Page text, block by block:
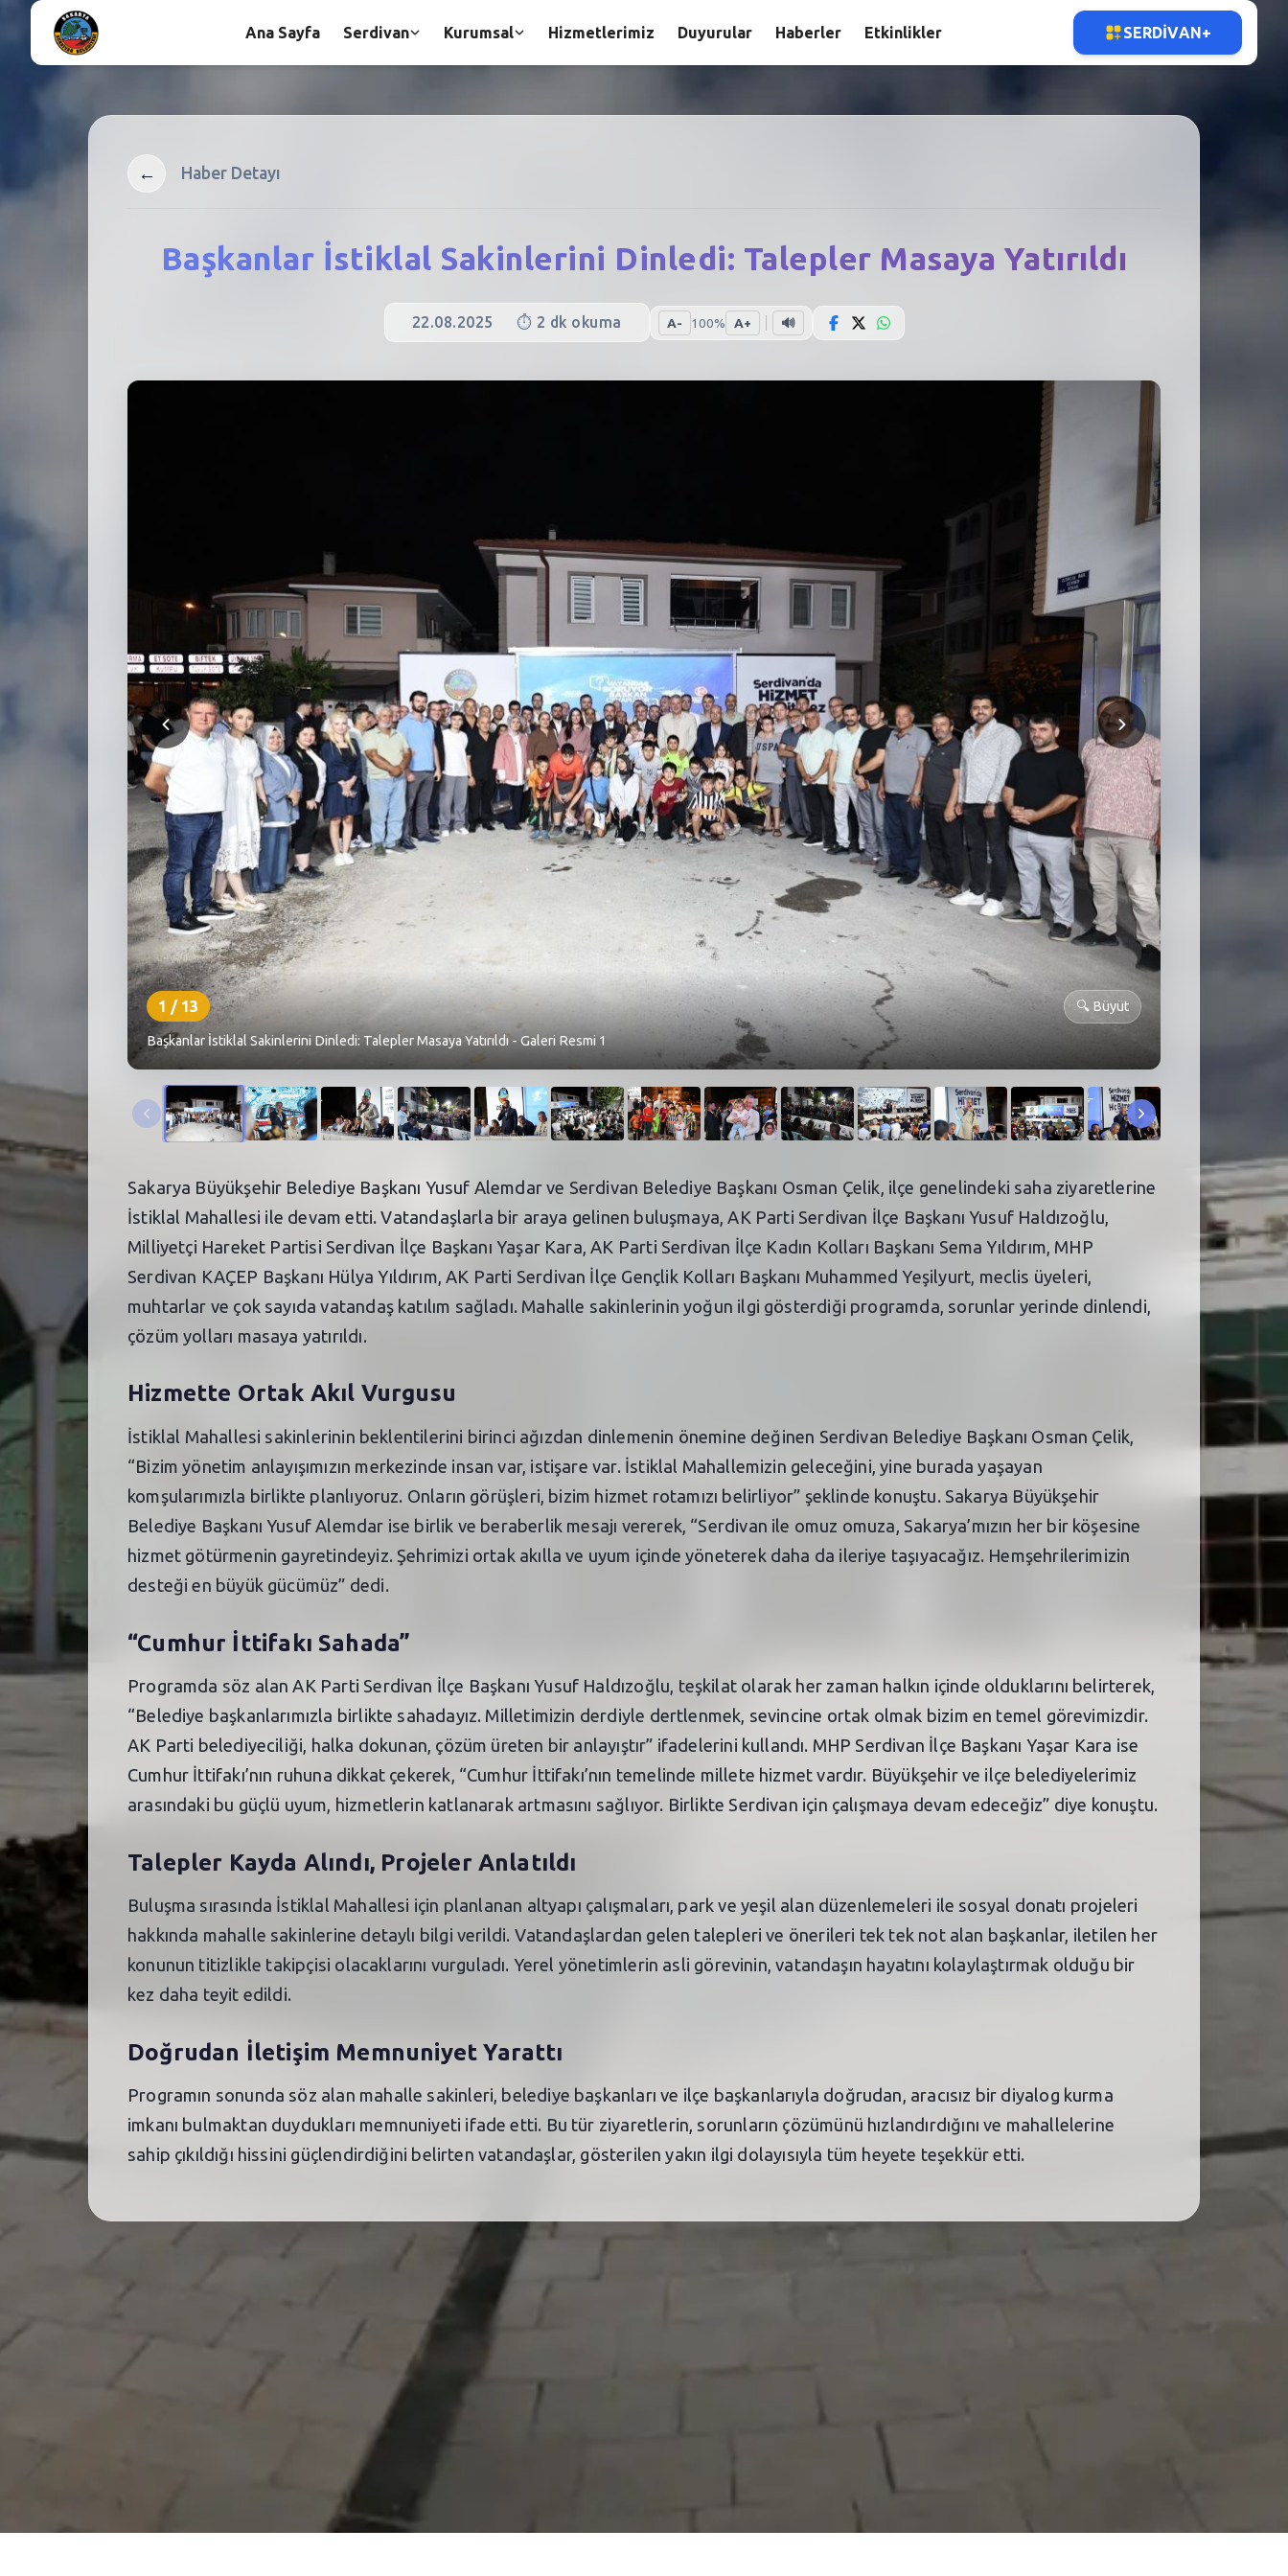
← Haber Detayı
Başkanlar İstiklal Sakinlerini Dinledi: Talepler Masaya Yatırıldı
22.08.2025 ⏱️ 2 dk okuma A- 100% A+ 🔊
1 / 13 🔍 Büyüt
Başkanlar İstiklal Sakinlerini Dinledi: Talepler Masaya Yatırıldı - Galeri Resmi 1
Sakarya Büyükşehir Belediye Başkanı Yusuf Alemdar ve Serdivan Belediye Başkanı Osman Çelik, ilçe genelindeki saha ziyaretlerine
İstiklal Mahallesi ile devam etti. Vatandaşlarla bir araya gelinen buluşmaya, AK Parti Serdivan İlçe Başkanı Yusuf Haldızoğlu,
Milliyetçi Hareket Partisi Serdivan İlçe Başkanı Yaşar Kara, AK Parti Serdivan İlçe Kadın Kolları Başkanı Sema Yıldırım, MHP
Serdivan KAÇEP Başkanı Hülya Yıldırım, AK Parti Serdivan İlçe Gençlik Kolları Başkanı Muhammed Yeşilyurt, meclis üyeleri,
muhtarlar ve çok sayıda vatandaş katılım sağladı. Mahalle sakinlerinin yoğun ilgi gösterdiği programda, sorunlar yerinde dinlendi,
çözüm yolları masaya yatırıldı.
Hizmette Ortak Akıl Vurgusu
İstiklal Mahallesi sakinlerinin beklentilerini birinci ağızdan dinlemenin önemine değinen Serdivan Belediye Başkanı Osman Çelik,
“Bizim yönetim anlayışımızın merkezinde insan var, istişare var. İstiklal Mahallemizin geleceğini, yine burada yaşayan
komşularımızla birlikte planlıyoruz. Onların görüşleri, bizim hizmet rotamızı belirliyor” şeklinde konuştu. Sakarya Büyükşehir
Belediye Başkanı Yusuf Alemdar ise birlik ve beraberlik mesajı vererek, “Serdivan ile omuz omuza, Sakarya’mızın her bir köşesine
hizmet götürmenin gayretindeyiz. Şehrimizi ortak akılla ve uyum içinde yöneterek daha da ileriye taşıyacağız. Hemşehrilerimizin
desteği en büyük gücümüz” dedi.
“Cumhur İttifakı Sahada”
Programda söz alan AK Parti Serdivan İlçe Başkanı Yusuf Haldızoğlu, teşkilat olarak her zaman halkın içinde olduklarını belirterek,
“Belediye başkanlarımızla birlikte sahadayız. Milletimizin derdiyle dertlenmek, sevincine ortak olmak bizim en temel görevimizdir.
AK Parti belediyeciliği, halka dokunan, çözüm üreten bir anlayıştır” ifadelerini kullandı. MHP Serdivan İlçe Başkanı Yaşar Kara ise
Cumhur İttifakı’nın ruhuna dikkat çekerek, “Cumhur İttifakı’nın temelinde millete hizmet vardır. Büyükşehir ve ilçe belediyelerimiz
arasındaki bu güçlü uyum, hizmetlerin katlanarak artmasını sağlıyor. Birlikte Serdivan için çalışmaya devam edeceğiz” diye konuştu.
Talepler Kayda Alındı, Projeler Anlatıldı
Buluşma sırasında İstiklal Mahallesi için planlanan altyapı çalışmaları, park ve yeşil alan düzenlemeleri ile sosyal donatı projeleri
hakkında mahalle sakinlerine detaylı bilgi verildi. Vatandaşlardan gelen talepleri ve önerileri tek tek not alan başkanlar, iletilen her
konunun titizlikle takipçisi olacaklarını vurguladı. Yerel yönetimlerin asli görevinin, vatandaşın hayatını kolaylaştırmak olduğu bir
kez daha teyit edildi.
Doğrudan İletişim Memnuniyet Yarattı
Programın sonunda söz alan mahalle sakinleri, belediye başkanları ve ilçe başkanlarıyla doğrudan, aracısız bir diyalog kurma
imkanı bulmaktan duydukları memnuniyeti ifade etti. Bu tür ziyaretlerin, sorunların çözümünü hızlandırdığını ve mahallelerine
sahip çıkıldığı hissini güçlendirdiğini belirten vatandaşlar, gösterilen yakın ilgi dolayısıyla tüm heyete teşekkür etti.
Ana Sayfa Serdivan Kurumsal Hizmetlerimiz Duyurular Haberler Etkinlikler SERDIVAN+